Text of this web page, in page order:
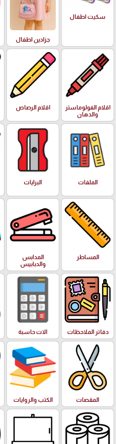
سكيت اطفال
جزادين اطفال
اقلام الفولوماستر
والدهان
اقلام الرصاص
الملفات البرايات
المساطر
المدابس
والدبابيس
دفاتر الملاحظات الات حاسبة
المقصات الكتب والروايات